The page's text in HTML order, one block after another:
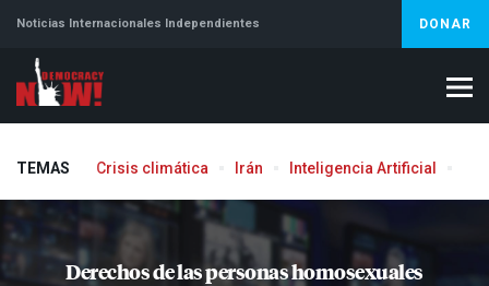
Noticias Internacionales Independientes DONAR
TEMAS Crisis climática Irán Inteligencia Artificial
Derechos de las personas homosexuales